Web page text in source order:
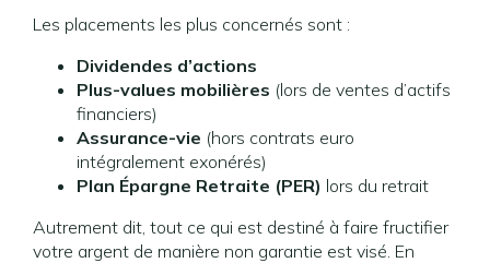
Les placements les plus concernés sont :
Dividendes d’actions
Plus-values mobilières (lors de ventes d’actifs
financiers)
Assurance-vie (hors contrats euro
intégralement exonérés)
Plan Épargne Retraite (PER) lors du retrait
Autrement dit, tout ce qui est destiné à faire fructifier
votre argent de manière non garantie est visé. En